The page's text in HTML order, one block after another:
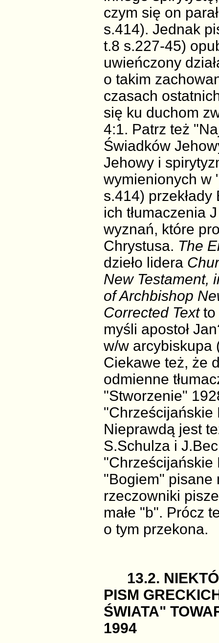
czym się on
s.414). Jednak
t.8 s.227-45)
uwieńczony
o takim
czasach
się ku duchom
4:1. Patrz też
Świadków
Jehowy i
wymienionych w
s.414)
ich tłumaczenia
wyznań, które
Chrystusa. The
dzieło lidera
New Testament,
of Archbishop
Corrected Textto
myśli apostoł
w/w arcybiskupa
Ciekawe też, że
odmienne
"Stworzenie"
"Chrześcijańskie
Nieprawdą jest
S.Schulza i
"Chrześcijańskie
"Bogiem" pisane
rzeczowniki
małe "b". Prócz
o tym przekona.
13.2.
PISM
ŚWIATA"
1994